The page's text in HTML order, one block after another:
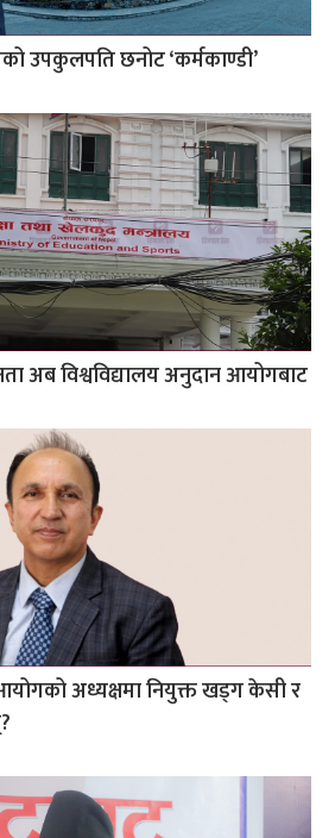
उपकुलपति छनोट ‘कर्मकाण्डी’
अब विश्वविद्यालय अनुदान आयोगबाट
अध्यक्षमा नियुक्त खड्ग केसी र